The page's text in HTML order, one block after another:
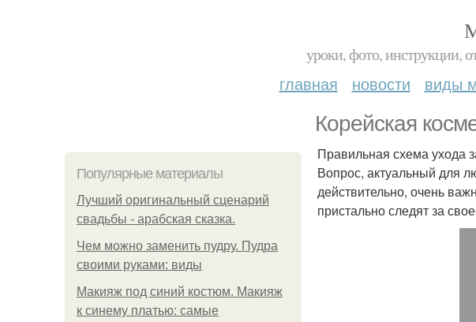
уроки, фото, инструкции,
главная новости виды
Корейская
Популярные материалы
Лучший оригинальный сценарий
свадьбы - арабская сказка.
Чем можно заменить пудру. Пудра
своими руками: виды
Макияж под синий костюм. Макияж
к синему платью: самые
Правильная схема ухода
Вопрос, актуальный для
действительно, очень
пристально следят за